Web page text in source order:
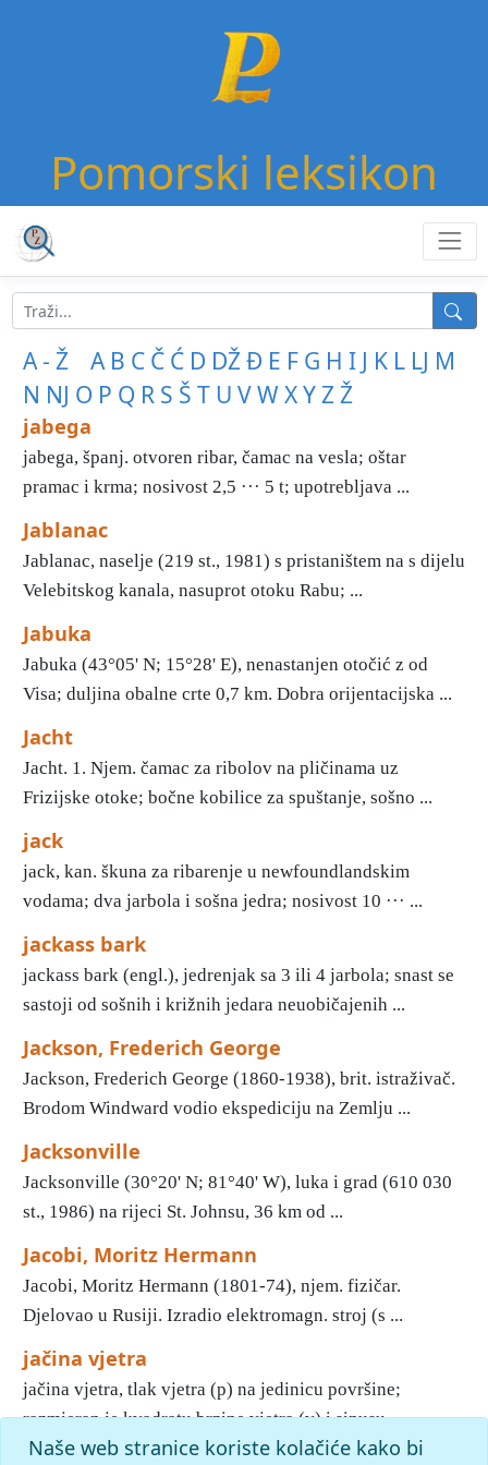
Pomorski leksikon
A - Ž A B C Č Ć D DŽĐ E F G H I J K L LJ M
N NJ O P Q R S Š T U VWXYZŽ
jabega
jabega, španj. otvoren ribar, čamac na vesla; oštar
pramac i krma; nosivost 2,5 ··· 5 t; upotrebljava ...
Jablanac
Jablanac, naselje (219 st., 1981) s pristaništem na s dijelu
Velebitskog kanala, nasuprot otoku Rabu; ...
Jabuka
Jabuka (43°05' N; 15°28' E), nenastanjen otočić z od
Visa; duljina obalne crte 0,7 km. Dobra orijentacijska ...
Jacht
Jacht. 1. Njem. čamac za ribolov na pličinama uz
Frizijske otoke; bočne kobilice za spuštanje, sošno ...
jack
jack, kan. škuna za ribarenje u newfoundlandskim
vodama; dva jarbola i sošna jedra; nosivost 10 ··· ...
jackass bark
jackass bark (engl.), jedrenjak sa 3 ili 4 jarbola; snast se
sastoji od sošnih i križnih jedara neuobičajenih ...
Jackson, Frederich George
Jackson, Frederich George (1860-1938), brit. istraživač.
Brodom Windward vodio ekspediciju na Zemlju ...
Jacksonville
Jacksonville (30°20' N; 81°40' W), luka i grad (610 030
st., 1986) na rijeci St. Johnsu, 36 km od ...
Jacobi, Moritz Hermann
Jacobi, Moritz Hermann (1801-74), njem. fizičar.
Djelovao u Rusiji. Izradio elektromagn. stroj (s ...
jačina vjetra
jačina vjetra, tlak vjetra (p) na jedinicu površine;
razmjeran je kvadratu brzine vjetra (v) i sinusu ...
Naše web stranice koriste kolačiće kako bi